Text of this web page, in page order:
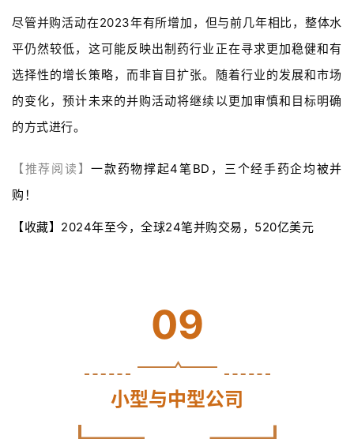
尽管并购活动在2023年有所增加，但与前几年相比，整体水
平仍然较低，这可能反映出制药行业正在寻求更加稳健和有
选择性的增长策略，而非盲目扩张。随着行业的发展和市场
的变化，预计未来的并购活动将继续以更加审慎和目标明确
的方式进行。
【推荐阅读】一款药物撑起4笔BD，三个经手药企均被并
购！
【收藏】2024年至今，全球24笔并购交易，520亿美元
09
小型与中型公司